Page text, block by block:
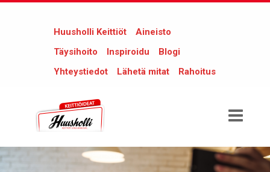
Huusholli Keittiöt
Aineisto
Täysihoito
Inspiroidu
Blogi
Yhteystiedot
Lähetä mitat Rahoitus